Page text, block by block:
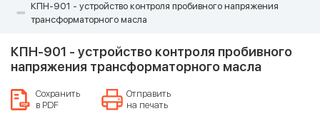
КПН-901 - устройство контроля пробивного напряжения
трансформаторного масла
КПН-901 - устройство контроля пробивного
напряжения трансформаторного масла
Сохранить
в PDF
Отправить
на печать